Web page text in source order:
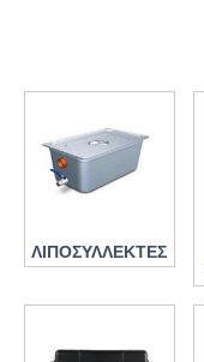
ΛΙΠΟΣΥΛΛΕΚΤΕΣ